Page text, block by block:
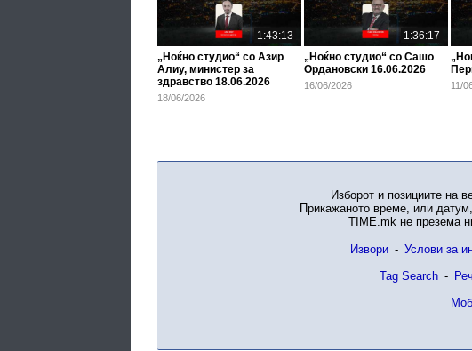
1:43:13
„Ноќно студио“ со Азир
Алиу, министер за
здравство 18.06.2026
18/06/2026
1:36:17
„Ноќно студио“ со Сашо
Ордановски 16.06.2026
16/06/2026 11/
Изборот и позициите на
Прикажаното време, или
TIME.mk не презема
Извори - Услови за
Tag Search -